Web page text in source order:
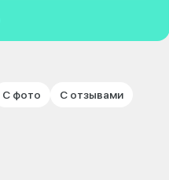
С фото С отзывами